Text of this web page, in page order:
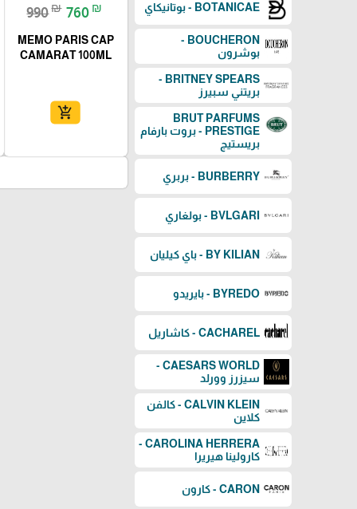
BOTANICAE - بوتانيكاي
BOUCHERON -
بوشرون
BRITNEY SPEARS -
بريتني سبيرز
BRUT PARFUMS
PRESTIGE - بروت بارفام
بريستيج
BURBERRY - بربري
BVLGARI - بولغاري
BY KILIAN - باي كيليان
BYREDO - بايريدو
CACHAREL - كاشاريل
CAESARS WORLD -
سيزرز وورلد
CALVIN KLEIN - كالفن
كلاين
CAROLINA HERRERA -
كارولينا هيريرا
CARON - كارون
990₪ 760 ₪
MEMO PARIS CAP
CAMARAT 100ML
add_shopping_cart